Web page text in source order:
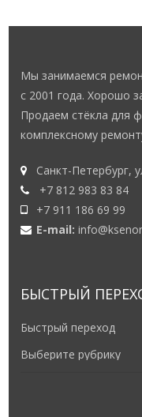
Мы занимаемся
с 2001 года. Хорошо
Продаем стёкла для
комплексному
Санкт-Петербург,
+7 812 983 83 84
+7 911 186 69 99
E-mail:
БЫСТРЫЙ
Быстрый переход